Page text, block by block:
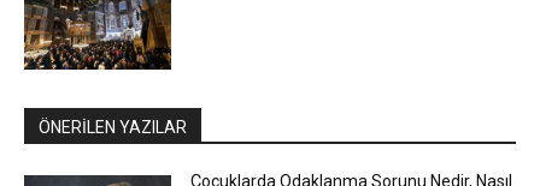
ÖNERİLEN YAZILAR
Çocuklarda Odaklanma Sorunu Nedir, Nasıl